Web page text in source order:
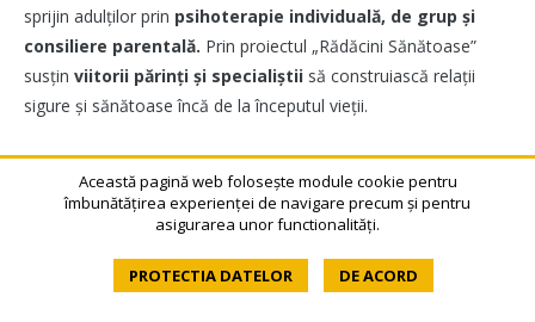
sprijin adulților prin psihoterapie individuală, de grup și
consiliere parentală. Prin proiectul „Rădăcini Sănătoase”
susțin viitorii părinți și specialiștii să construiască relații
sigure și sănătoase încă de la începutul vieții.
SUSTINAceastă pagină web folosește module cookie pentru
îmbunătățirea experienței de navigare precum și pentru
asigurarea unor functionalități.
PROTECTIA DATELOR DE ACORD